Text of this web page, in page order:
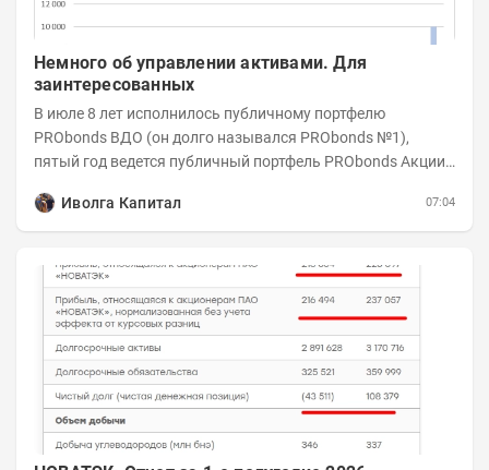
Немного об управлении активами. Для
заинтересованных
В июле 8 лет исполнилось публичному портфелю
PRObonds ВДО (он долго назывался PRObonds №1),
пятый год ведется публичный портфель PRObonds Акции /
Иволга Капитал
07:04